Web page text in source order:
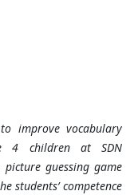
improve vocabulary
4 children at SDN
guessing game
students’ competence